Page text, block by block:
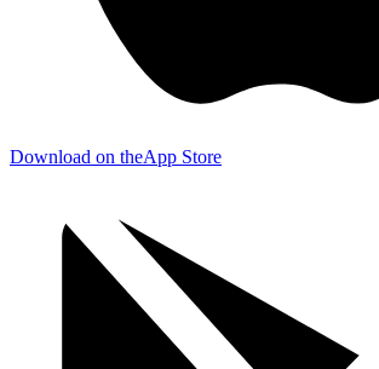
Download on theApp Store